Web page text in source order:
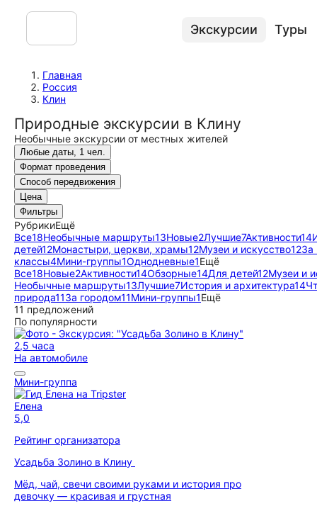
Экскурсии Туры
Главная
Россия
Клин
Природные экскурсии в Клину
Необычные экскурсии от местных жителей
Любые даты, 1 чел.
Формат проведения
Способ передвижения
Цена
Фильтры
РубрикиЕщё
Все18Необычные маршруты13Новые2Лучшие7Активности14
детей12Монастыри, церкви, храмы12Музеи и искусство12За
классы4Мини-группы1Однодневные1Ещё
Все18Новые2Активности14Обзорные14Для детей12Музеи и
Необычные маршруты13Лучшие7История и архитектура14
природа11За городом11Мини-группы1Ещё
11 предложений
По популярности
2,5 часа
На автомобиле
Мини-группа
Елена
5,0
Рейтинг организатора
Усадьба Золино в Клину
Мёд, чай, свечи своими руками и история про
девочку — красивая и грустная